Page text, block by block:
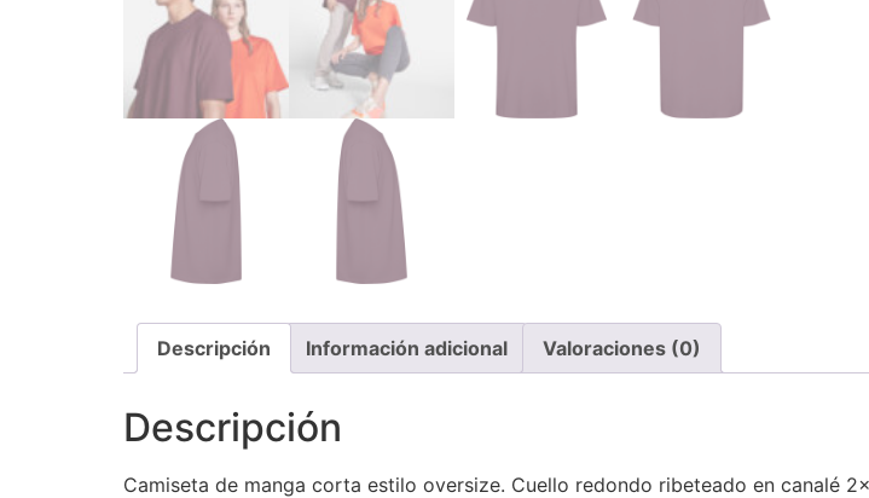
Descripción Información adicional Valoraciones (0)
Descripción
Camiseta de manga corta estilo oversize. Cuello redondo ribeteado en canalé